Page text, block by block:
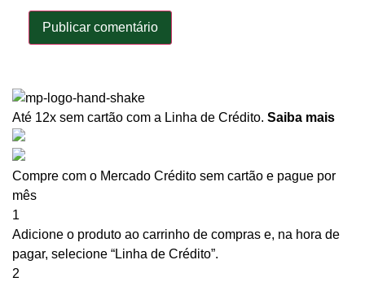
Até 12x sem cartão com a Linha de Crédito. Saiba mais
Compre com o Mercado Crédito sem cartão e pague por
mês
1
Adicione o produto ao carrinho de compras e, na hora de
pagar, selecione “Linha de Crédito”.
2